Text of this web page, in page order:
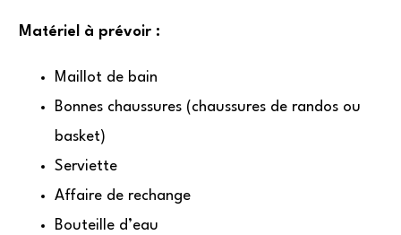
Matériel à prévoir :
Maillot de bain
Bonnes chaussures (chaussures de randos ou
basket)
Serviette
Affaire de rechange
Bouteille d’eau